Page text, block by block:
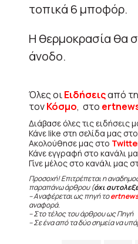
τοπικά 6 μποφόρ.
Η θερμοκρασία θα
άνοδο.
Όλες οιΕιδήσειςαπό
τονΚόσμο, στο
Διάβασε όλες τις ειδήσεις
Κάνε like στη σελίδα μας στο
Ακολούθησε μας στο
Κάνε εγγραφή στο κανάλι
Γίνε μέλος στο κανάλι μας
Προσοχή! Επιτρέπεται η
παραπάνω άρθρου (όχι
– Αναφέρεται ως πηγή το
αναφορά.
– Στο τέλος του άρθρου ως Πηγή
– Σε ένα από τα δύο σημεία να